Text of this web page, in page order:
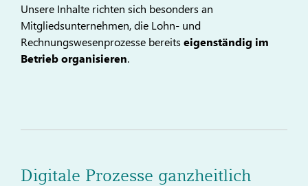
Unsere Inhalte richten sich besonders an
Mitgliedsunternehmen, die Lohn- und
Rechnungswesenprozesse bereits eigenständig im
Betrieb organisieren.
Digitale Prozesse ganzheitlich